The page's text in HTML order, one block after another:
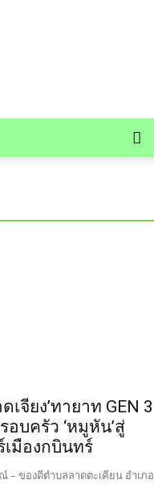
เจียง’ทายาท GEN 3
บครัว ‘หมูหัน’สู่
มืองกบินทร์
– ของดีตำบลลาดตะเคียน อำเภอ